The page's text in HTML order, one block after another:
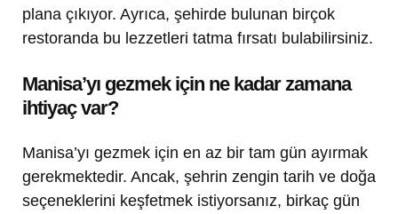
plana çıkıyor. Ayrıca, şehirde bulunan birçok
restoranda bu lezzetleri tatma fırsatı bulabilirsiniz.
Manisa’yı gezmek için ne kadar zamana
ihtiyaç var?
Manisa’yı gezmek için en az bir tam gün ayırmak
gerekmektedir. Ancak, şehrin zengin tarih ve doğa
seçeneklerini keşfetmek istiyorsanız, birkaç gün